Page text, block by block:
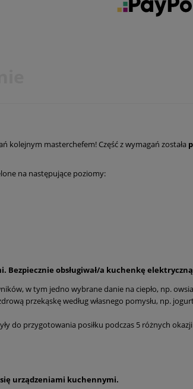
masterchefem! Część z wymagań została
na następujące poziomy:
Bezpiecznie obsługiwał/a kuchenkę
w tym jedno wybrane danie na ciepło, np.
przekąskę według własnego pomysłu, np.
do przygotowania posiłku podczas 5 różnych
się urządzeniami kuchennymi.